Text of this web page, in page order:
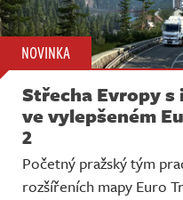
NOVINKA
Střecha Evropy
ve vylepšeném
2
Početný pražský tým
rozšířeních mapy Euro